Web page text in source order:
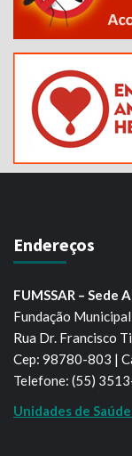
Endereços
FUMSSAR – Sede
Fundação Municipal
Rua Dr. Francisco
Cep: 98780-803 |
Telefone: (55)
Unidades de Saúde